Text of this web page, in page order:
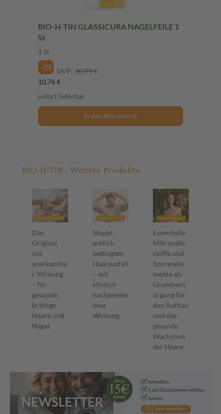
BIO-H-TIN GLASSICURA NAGELFEILE 1
St
1 St
-2%
UVP: 10,99 €
10,76 €
sofort lieferbar
In den Warenkorb
BIO-H-TIN - Weitere Produkte
Das
Original
mit
anerkannte
r Wirkung
– für
gesunde,
kräftige
Haare und
Nägel
Stoppt
erblich
bedingten
Haarausfall
– mit
klinisch
nachgewies
ener
Wirkung
Essentielle
Mikronähr
stoffe und
Spurenele
mente als
Grundvers
orgung für
den Aufbau
und das
gesunde
Wachstum
der Haare